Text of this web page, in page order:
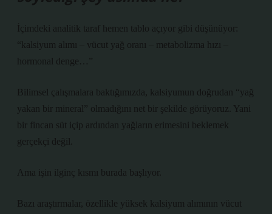
İçimdeki analitik taraf hemen tablo açıyor gibi düşünüyor:
“kalsiyum alımı – vücut yağ oranı – metabolizma hızı –
hormonal denge…”
Bilimsel çalışmalara baktığımızda, kalsiyumun doğrudan “yağ
yakan bir mineral” olmadığını net bir şekilde görüyoruz. Yani
bir fincan süt içip ardından yağların erimesini beklemek
gerçekçi değil.
Ama işin ilginç kısmı burada başlıyor.
Bazı araştırmalar, özellikle yüksek kalsiyum alımının vücut